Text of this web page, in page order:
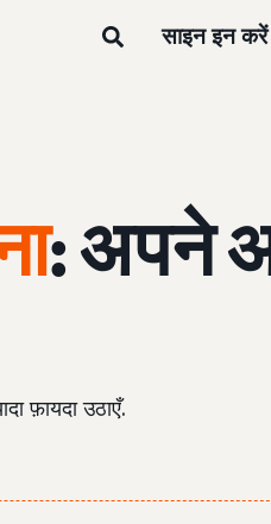
साइन इन करें
: अपने
फ़ायदा उठाएँ.